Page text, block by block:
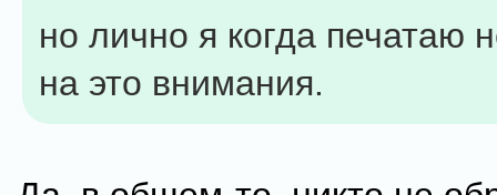
но лично я когда печатаю
на это внимания.